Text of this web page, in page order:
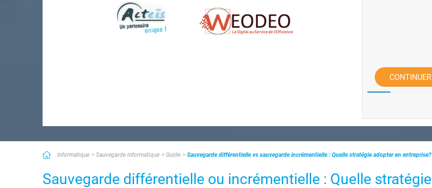
CONTINUER
Informatique Sauvegarde informatique Guide Sauvegarde différentielle vs sauvegarde incrémentielle : Quelle stratégie adopter en entreprise?
Sauvegarde différentielle ou incrémentielle : Quelle stratégie